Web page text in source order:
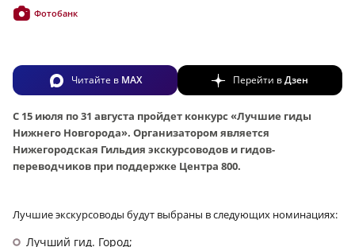
Фотобанк
Читайте в MAX Перейти вДзен
С 15 июля по 31 августа пройдет конкурс «Лучшие гиды
Нижнего Новгорода». Организатором является
Нижегородская Гильдия экскурсоводов и гидов-
переводчиков при поддержке Центра 800.
Лучшие экскурсоводы будут выбраны в следующих номинациях:
Лучший гид. Город;